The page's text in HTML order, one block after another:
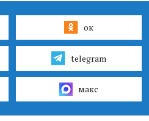
ок
telegram
макс